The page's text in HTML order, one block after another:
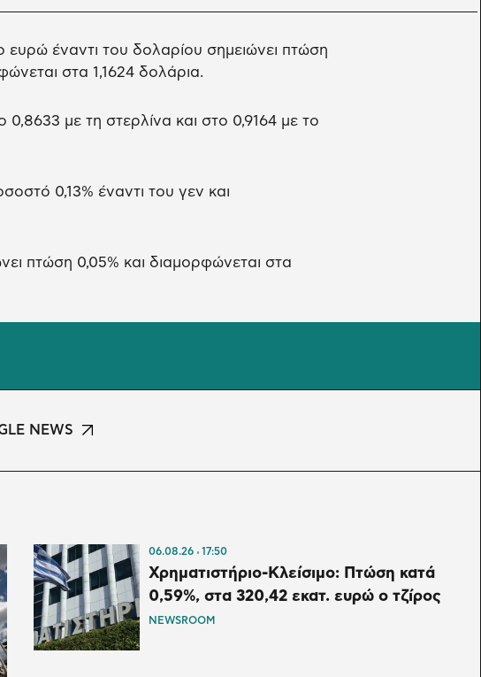
έναντι του δολαρίου σημειώνει πτώση
στα 1,1624 δολάρια.
με τη στερλίνα και στο 0,9164 με το
0,13% έναντι του γεν και
πτώση 0,05% και διαμορφώνεται στα
NEWS
06.08.26 17:50
Χρηματιστήριο-Κλείσιμο: Πτώση κατά
0,59%, στα 320,42 εκατ. ευρώ ο τζίρος
NEWSROOM